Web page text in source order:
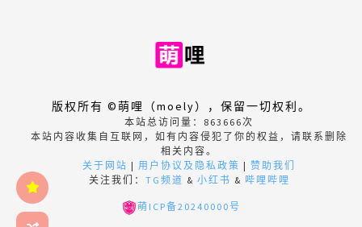
版权所有 ©萌哩（moely），保留一切权利。
本站总访问量： 863666次
本站内容收集自互联网，如有内容侵犯了你的权益，请联系删除
相关内容。
关于网站 | 用户协议及隐私政策 | 赞助我们
关注我们： TG频道 & 小红书 & 哔哩哔哩
萌ICP备20240000号